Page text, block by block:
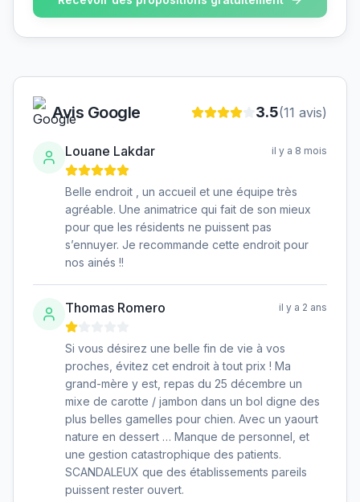
Avis Google 3.5(11 avis)
Louane Lakdar il y a 8 mois
Belle endroit , un accueil et une équipe très
agréable. Une animatrice qui fait de son mieux
pour que les résidents ne puissent pas
s’ennuyer. Je recommande cette endroit pour
nos ainés !!
Thomas Romero il y a 2 ans
Si vous désirez une belle fin de vie à vos
proches, évitez cet endroit à tout prix ! Ma
grand-mère y est, repas du 25 décembre un
mixe de carotte / jambon dans un bol digne des
plus belles gamelles pour chien. Avec un yaourt
nature en dessert … Manque de personnel, et
une gestion catastrophique des patients.
SCANDALEUX que des établissements pareils
puissent rester ouvert.